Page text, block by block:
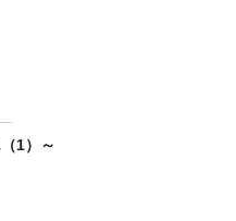
1）～